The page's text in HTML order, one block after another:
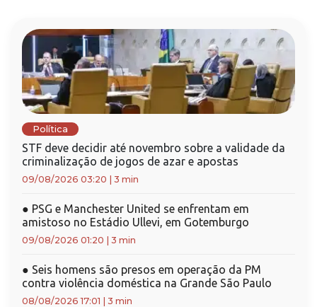
Política
STF deve decidir até novembro sobre a validade da
criminalização de jogos de azar e apostas
09/08/2026 03:20 3 min
● PSG e Manchester United se enfrentam em
amistoso no Estádio Ullevi, em Gotemburgo
09/08/2026 01:20 3 min
● Seis homens são presos em operação da PM
contra violência doméstica na Grande São Paulo
08/08/2026 17:01 3 min